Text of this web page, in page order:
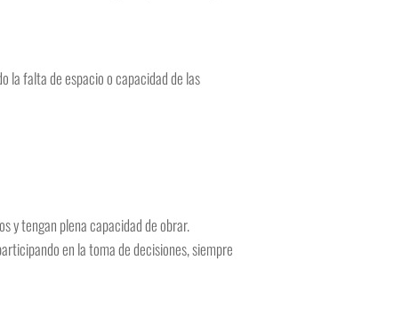
la falta de espacio o capacidad de las
y tengan plena capacidad de obrar.
en la toma de decisiones, siempre